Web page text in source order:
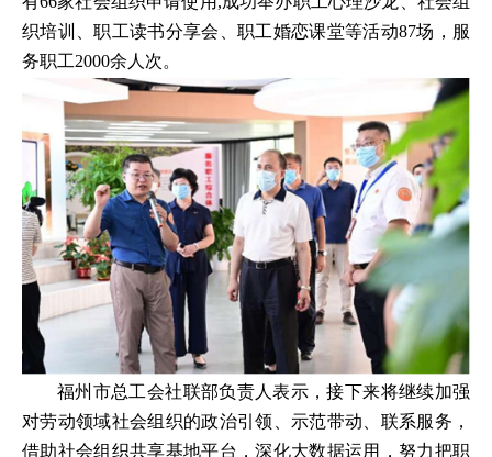
织培训、职工读书分享会、职工婚恋课堂等活动87场，服
务职工2000余人次。
福州市总工会社联部负责人表示，接下来将继续加强
对劳动领域社会组织的政治引领、示范带动、联系服务，
借助社会组织共享基地平台，深化大数据运用，努力把职